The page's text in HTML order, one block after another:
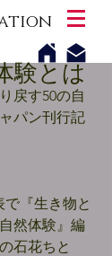
験とは
戻す50の自
パン刊行記
『生き物と
然体験』編
石花ちと